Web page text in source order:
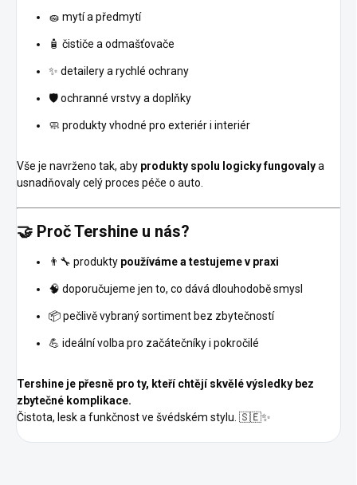
🧽 mytí a předmytí
🧴 čističe a odmašťovače
✨ detailery a rychlé ochrany
🛡️ ochranné vrstvy a doplňky
🧼 produkty vhodné pro exteriér i interiér
Vše je navrženo tak, aby produkty spolu logicky fungovalya
usnadňovaly celý proces péče o auto.
🤝 Proč Tershine u nás?
👨‍🔧 produkty používáme a testujeme v praxi
🧠 doporučujeme jen to, co dává dlouhodobě smysl
📦 pečlivě vybraný sortiment bez zbytečností
💪 ideální volba pro začátečníky i pokročilé
Tershine je přesně pro ty, kteří chtějí skvělé výsledky bez
zbytečné komplikace.
Čistota, lesk a funkčnost ve švédském stylu. 🇸🇪✨